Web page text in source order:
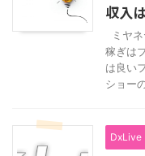
収入
ミヤ
稼ぎは
は良い
ショー
DxLive